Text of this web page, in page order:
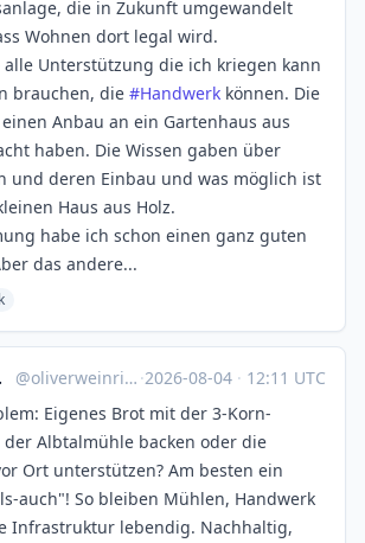
die in Zukunft umgewandelt
Wohnen dort legal wird.
Unterstützung die ich kriegen kann
brauchen, die #Handwerk können. Die
Anbau an ein Gartenhaus aus
haben. Die Wissen gaben über
und deren Einbau und was möglich ist
Haus aus Holz.
habe ich schon einen ganz guten
das andere...
@oliverweinrich@troet.cafe ·2026-08-04 · 12:11 UTC
Eigenes Brot mit der 3-Korn-
Albtalmühle backen oder die
Ort unterstützen? Am besten ein
auch"! So bleiben Mühlen, Handwerk
Infrastruktur lebendig. Nachhaltig,